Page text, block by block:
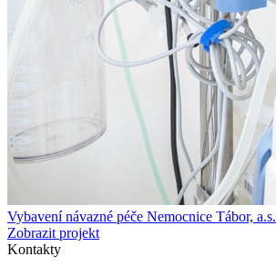
Vybavení návazné péče Nemocnice Tábor, a.s.
Zobrazit projekt
Kontakty